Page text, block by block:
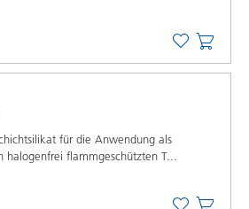
für die Anwendung als
halogenfrei flammgeschützten T...